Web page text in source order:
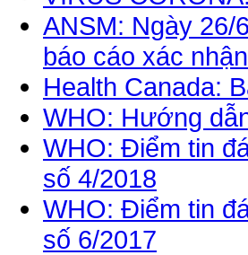
ANSM: Ngày 26/
báo cáo xác
Health Canada:
WHO: Hướng
WHO: Điểm tin
số 4/2018
WHO: Điểm tin
số 6/2017